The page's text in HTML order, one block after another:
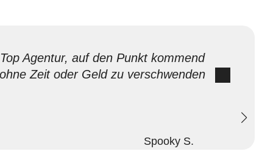
Top Agentur, auf den Punkt kommend
ohne Zeit oder Geld zu verschwenden
Spooky S.